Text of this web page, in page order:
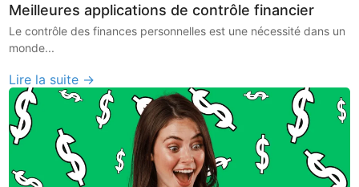
Meilleures applications de contrôle financier
Le contrôle des finances personnelles est une nécessité dans un
monde...
Lire la suite →